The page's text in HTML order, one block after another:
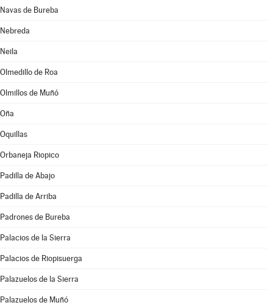
Navas de Bureba
Nebreda
Neila
Olmedillo de Roa
Olmillos de Muñó
Oña
Oquillas
Orbaneja Riopico
Padilla de Abajo
Padilla de Arriba
Padrones de Bureba
Palacios de la Sierra
Palacios de Riopisuerga
Palazuelos de la Sierra
Palazuelos de Muñó